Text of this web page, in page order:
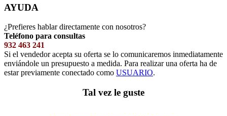
AYUDA
¿Prefieres hablar directamente con nosotros?
Teléfono para consultas
932 463 241
Si el vendedor acepta su oferta se lo comunicaremos inmediatamente
enviándole un presupuesto a medida. Para realizar una oferta ha de
estar previamente conectado como USUARIO.
Tal vez le guste